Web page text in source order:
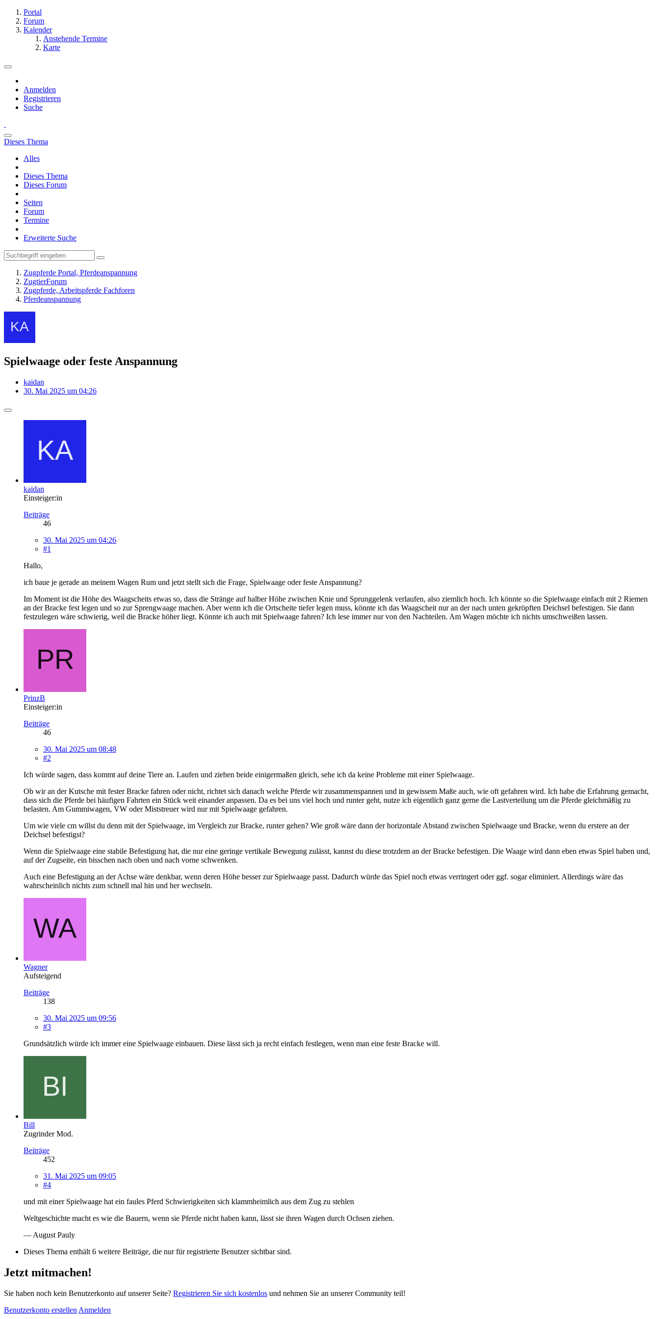
Portal
Forum
Kalender
Anstehende Termine
Karte
Anmelden
Registrieren
Suche
Dieses Thema
Alles
Dieses Thema
Dieses Forum
Seiten
Forum
Termine
Erweiterte Suche
Zugpferde Portal, Pferdeanspannung
ZugtierForum
Zugpferde, Arbeitspferde Fachforen
Pferdeanspannung
Spielwaage oder feste Anspannung
kaidan
30. Mai 2025 um 04:26
kaidan
Einsteiger:in
Beiträge
46
30. Mai 2025 um 04:26
#1
Hallo,
ich baue je gerade an meinem Wagen Rum und jetzt stellt sich die Frage, Spielwaage oder feste Anspannung?
Im Moment ist die Höhe des Waagscheits etwas so, dass die Stränge auf halber Höhe zwischen Knie und Sprunggelenk verlaufen, also ziemlich hoch. Ich könnte so die Spielwaage einfach mit 2 Riemen
an der Bracke fest legen und so zur Sprengwaage machen. Aber wenn ich die Ortscheite tiefer legen muss, könnte ich das Waagscheit nur an der nach unten gekröpften Deichsel befestigen. Sie dann
festzulegen wäre schwierig, weil die Bracke höher liegt. Könnte ich auch mit Spielwaage fahren? Ich lese immer nur von den Nachteilen. Am Wagen möchte ich nichts umschweißen lassen.
PrinzB
Einsteiger:in
Beiträge
46
30. Mai 2025 um 08:48
#2
Ich würde sagen, dass kommt auf deine Tiere an. Laufen und ziehen beide einigermaßen gleich, sehe ich da keine Probleme mit einer Spielwaage.
Ob wir an der Kutsche mit fester Bracke fahren oder nicht, richtet sich danach welche Pferde wir zusammenspannen und in gewissem Maße auch, wie oft gefahren wird. Ich habe die Erfahrung gemacht,
dass sich die Pferde bei häufigen Fahrten ein Stück weit einander anpassen. Da es bei uns viel hoch und runter geht, nutze ich eigentlich ganz gerne die Lastverteilung um die Pferde gleichmäßig zu
belasten. Am Gummiwagen, VW oder Miststreuer wird nur mit Spielwaage gefahren.
Um wie viele cm willst du denn mit der Spielwaage, im Vergleich zur Bracke, runter gehen? Wie groß wäre dann der horizontale Abstand zwischen Spielwaage und Bracke, wenn du erstere an der
Deichsel befestigst?
Wenn die Spielwaage eine stabile Befestigung hat, die nur eine geringe vertikale Bewegung zulässt, kannst du diese trotzdem an der Bracke befestigen. Die Waage wird dann eben etwas Spiel haben und,
auf der Zugseite, ein bisschen nach oben und nach vorne schwenken.
Auch eine Befestigung an der Achse wäre denkbar, wenn deren Höhe besser zur Spielwaage passt. Dadurch würde das Spiel noch etwas verringert oder ggf. sogar eliminiert. Allerdings wäre das
wahrscheinlich nichts zum schnell mal hin und her wechseln.
Wagner
Aufsteigend
Beiträge
138
30. Mai 2025 um 09:56
#3
Grundsätzlich würde ich immer eine Spielwaage einbauen. Diese lässt sich ja recht einfach festlegen, wenn man eine feste Bracke will.
Bill
Zugrinder Mod.
Beiträge
452
31. Mai 2025 um 09:05
#4
und mit einer Spielwaage hat ein faules Pferd Schwierigkeiten sich klammheimlich aus dem Zug zu stehlen
Weltgeschichte macht es wie die Bauern, wenn sie Pferde nicht haben kann, lässt sie ihren Wagen durch Ochsen ziehen.
— August Pauly
Dieses Thema enthält 6 weitere Beiträge, die nur für registrierte Benutzer sichtbar sind.
Jetzt mitmachen!
Sie haben noch kein Benutzerkonto auf unserer Seite? Registrieren Sie sich kostenlos und nehmen Sie an unserer Community teil!
Benutzerkonto erstellen Anmelden